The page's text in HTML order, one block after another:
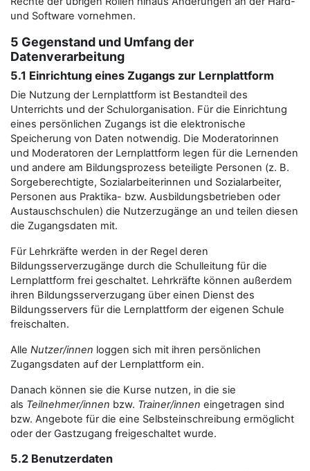
und Software vornehmen.
5 Gegenstand und Umfang der
Datenverarbeitung
5.1 Einrichtung eines Zugangs zur Lernplattform
Die Nutzung der Lernplattform ist Bestandteil des
Unterrichts und der Schulorganisation. Für die Einrichtung
eines persönlichen Zugangs ist die elektronische
Speicherung von Daten notwendig. Die Moderatorinnen
und Moderatoren der Lernplattform legen für die Lernenden
und andere am Bildungsprozess beteiligte Personen (z. B.
Sorgeberechtigte, Sozialarbeiterinnen und Sozialarbeiter,
Personen aus Praktika- bzw. Ausbildungsbetrieben oder
Austauschschulen) die Nutzerzugänge an und teilen diesen
die Zugangsdaten mit.
Für Lehrkräfte werden in der Regel deren
Bildungsserverzugänge durch die Schulleitung für die
Lernplattform frei geschaltet. Lehrkräfte können außerdem
ihren Bildungsserverzugang über einen Dienst des
Bildungsservers für die Lernplattform der eigenen Schule
freischalten.
Alle Nutzer/innen loggen sich mit ihren persönlichen
Zugangsdaten auf der Lernplattform ein.
Danach können sie die Kurse nutzen, in die sie
als Teilnehmer/innen bzw. Trainer/innen eingetragen sind
bzw. Angebote für die eine Selbsteinschreibung ermöglicht
oder der Gastzugang freigeschaltet wurde.
5.2 Benutzerdaten